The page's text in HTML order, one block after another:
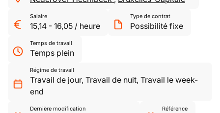
Salaire
15,14 - 16,05 / heure
Type de contrat
Possibilité fixe
Temps de travail
Temps plein
Régime de travail
Travail de jour, Travail de nuit, Travail le week-
end
Dernière modification Référence